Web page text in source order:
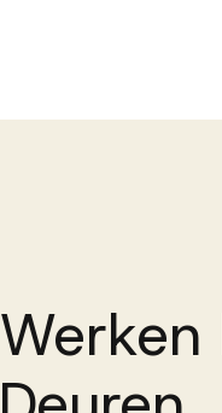
Werken